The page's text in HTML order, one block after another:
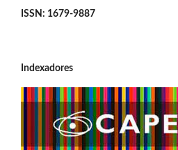
ISSN: 1679-9887
Indexadores